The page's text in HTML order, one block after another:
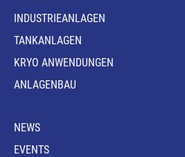
INDUSTRIEANLAGEN
TANKANLAGEN
KRYO ANWENDUNGEN
ANLAGENBAU
NEWS
EVENTS